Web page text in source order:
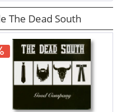
The Dead South